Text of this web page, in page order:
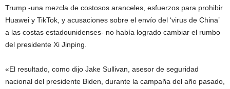
Trump -una mezcla de costosos aranceles, esfuerzos para prohibir
Huawei y TikTok, y acusaciones sobre el envío del ‘virus de China’
a las costas estadounidenses- no había logrado cambiar el rumbo
del presidente Xi Jinping.
«El resultado, como dijo Jake Sullivan, asesor de seguridad
nacional del presidente Biden, durante la campaña del año pasado,